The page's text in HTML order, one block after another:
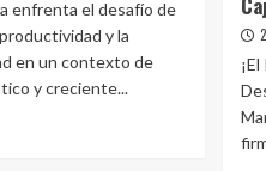
enfrenta el desafío de
y la
en un contexto de
y creciente...